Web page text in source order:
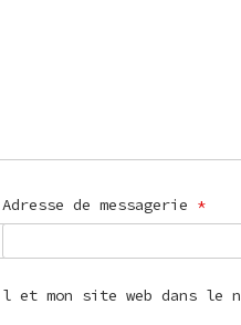
Adresse de messagerie *
et mon site web dans le